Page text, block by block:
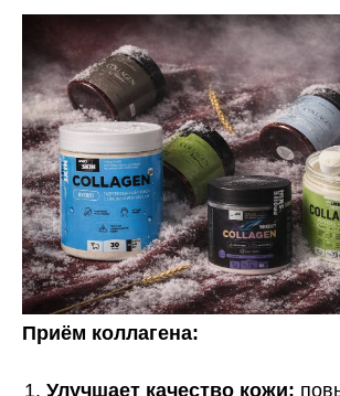
Приём коллагена:
Улучшает качество кожи: